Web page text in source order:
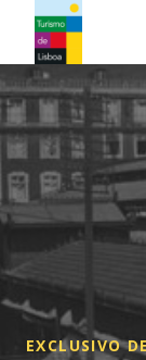
Logo do
EXCLUSIVO